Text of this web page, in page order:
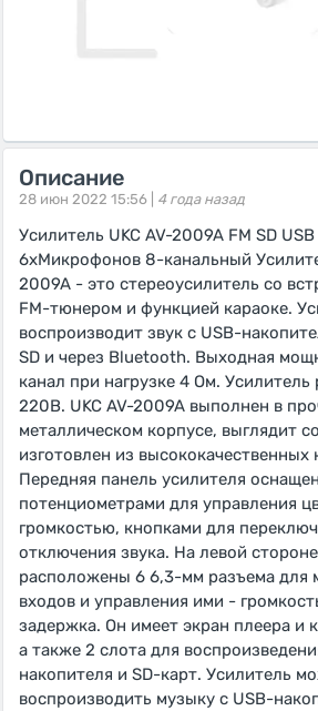
Описание
28 июн 2022 15:56 | 4 года назад
Усилитель UKC AV-2009A FM SD
6xМикрофонов 8-канальный
2009A - это стереоусилитель со
FM-тюнером и функцией караоке.
воспроизводит звук с USB-
SD и через Bluetooth. Выходная
канал при нагрузке 4 Ом. Усилитель
220В. UKC AV-2009A выполнен в
металлическом корпусе, выглядит
изготовлен из высококачественных
Передняя панель усилителя
потенциометрами для управления
громкостью, кнопками для
отключения звука. На левой
расположены 6 6,3-мм разъема для
входов и управления ими -
задержка. Он имеет экран плеера и
а также 2 слота для
накопителя и SD-карт. Усилитель
воспроизводить музыку с USB-